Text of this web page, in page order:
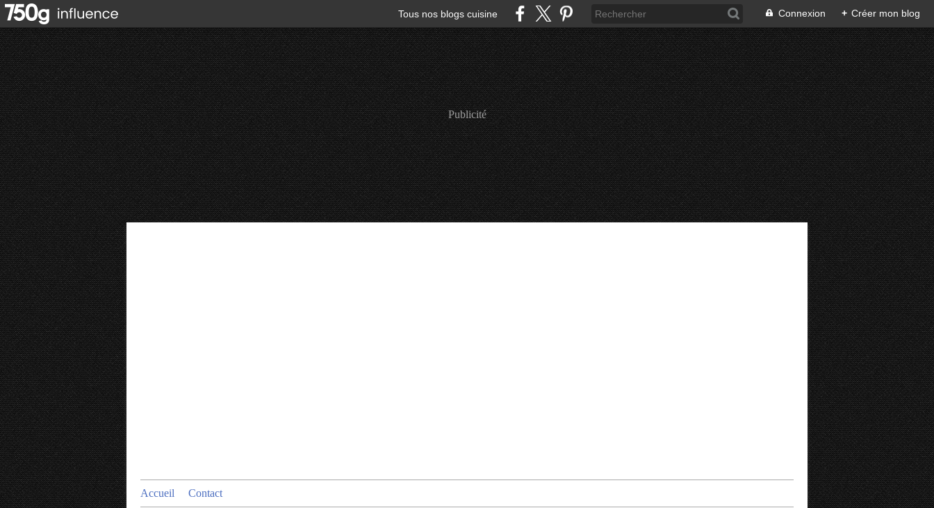
Tous nos blogs cuisine Connexion + Créer mon blog
Publicité
Accueil Contact